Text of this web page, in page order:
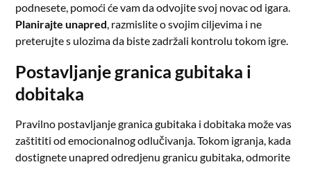
podnesete, pomoći će vam da odvojite svoj novac od igara.
Planirajte unapred, razmislite o svojim ciljevima i ne
preterujte s ulozima da biste zadržali kontrolu tokom igre.
Postavljanje granica gubitaka i
dobitaka
Pravilno postavljanje granica gubitaka i dobitaka može vas
zaštititi od emocionalnog odlučivanja. Tokom igranja, kada
dostignete unapred odredjenu granicu gubitaka, odmorite